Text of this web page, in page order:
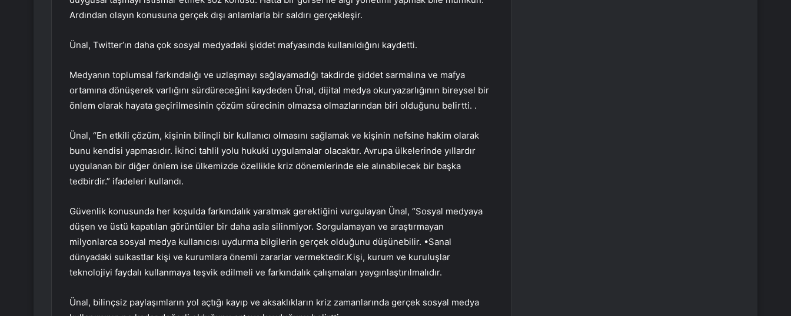
Ardından olayın konusuna gerçek dışı anlamlarla bir saldırı gerçekleşir.
Ünal, Twitter’ın daha çok sosyal medyadaki şiddet mafyasında kullanıldığını kaydetti.
Medyanın toplumsal farkındalığı ve uzlaşmayı sağlayamadığı takdirde şiddet sarmalına ve mafya
ortamına dönüşerek varlığını sürdüreceğini kaydeden Ünal, dijital medya okuryazarlığının bireysel bir
önlem olarak hayata geçirilmesinin çözüm sürecinin olmazsa olmazlarından biri olduğunu belirtti. .
Ünal, “En etkili çözüm, kişinin bilinçli bir kullanıcı olmasını sağlamak ve kişinin nefsine hakim olarak
bunu kendisi yapmasıdır. İkinci tahlil yolu hukuki uygulamalar olacaktır. Avrupa ülkelerinde yıllardır
uygulanan bir diğer önlem ise ülkemizde özellikle kriz dönemlerinde ele alınabilecek bir başka
tedbirdir.” ifadeleri kullandı.
Güvenlik konusunda her koşulda farkındalık yaratmak gerektiğini vurgulayan Ünal, “Sosyal medyaya
düşen ve üstü kapatılan görüntüler bir daha asla silinmiyor. Sorgulamayan ve araştırmayan
milyonlarca sosyal medya kullanıcısı uydurma bilgilerin gerçek olduğunu düşünebilir. •Sanal
dünyadaki suikastlar kişi ve kurumlara önemli zararlar vermektedir.Kişi, kurum ve kuruluşlar
teknolojiyi faydalı kullanmaya teşvik edilmeli ve farkındalık çalışmaları yaygınlaştırılmalıdır.
Ünal, bilinçsiz paylaşımların yol açtığı kayıp ve aksaklıkların kriz zamanlarında gerçek sosyal medya